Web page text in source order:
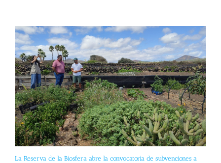
La Reserva de la Biosfera abre la convocatoria de subvenciones a